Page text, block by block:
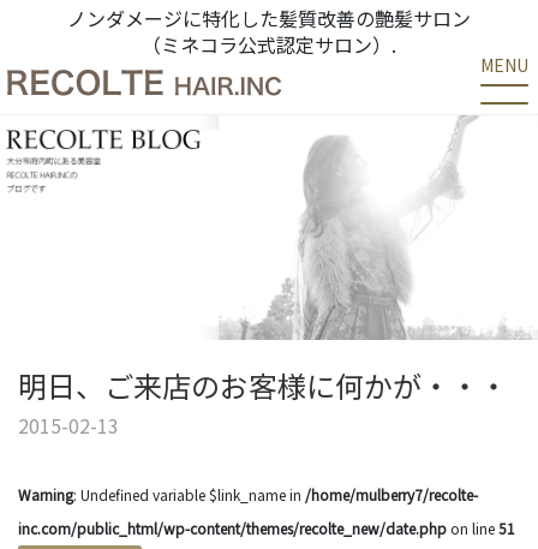
ノンダメージに特化した髪質改善の艶髪サロン
（ミネコラ公式認定サロン）.
MENU
明日、ご来店のお客様に何かが・・・
2015-02-13
Warning: Undefined variable $link_name in /home/mulberry7/recolte-
inc.com/public_html/wp-content/themes/recolte_new/date.phpon line51